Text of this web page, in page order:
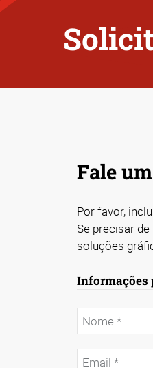
Fale
Por favor,
Se precisar
soluções
Informações